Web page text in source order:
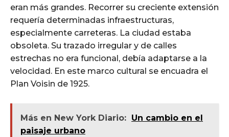
eran más grandes. Recorrer su creciente extensión
requería determinadas infraestructuras,
especialmente carreteras. La ciudad estaba
obsoleta. Su trazado irregular y de calles
estrechas no era funcional, debía adaptarse a la
velocidad. En este marco cultural se encuadra el
Plan Voisin de 1925.
Más en New York Diario: Un cambio en el
paisaje urbano